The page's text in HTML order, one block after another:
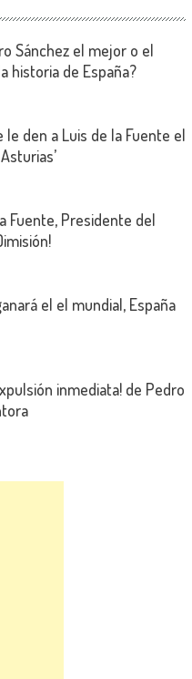
Sánchez el mejor o el
historia de España?
le den a Luis de la Fuente el
Fuente, Presidente del
el el mundial, España
inmediata! de Pedro